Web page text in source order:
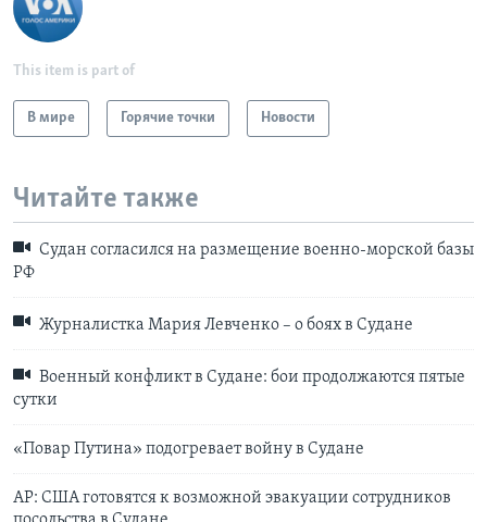
This item is part of
В мире Горячие точки Новости
Читайте также
Судан согласился на размещение военно-морской базы
РФ
Журналистка Мария Левченко – о боях в Судане
Военный конфликт в Судане: бои продолжаются пятые
сутки
«Повар Путина» подогревает войну в Судане
АР: США готовятся к возможной эвакуации сотрудников